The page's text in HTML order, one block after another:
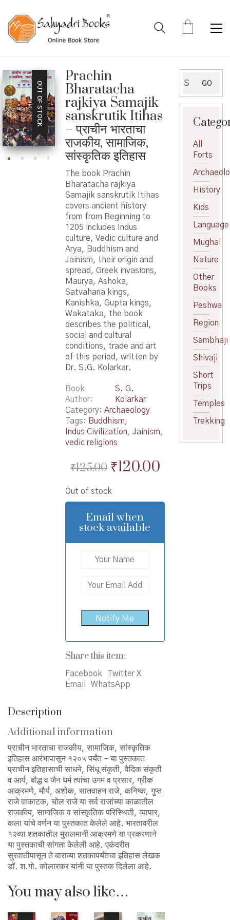
OUT OF STOCK
Prachin
Bharatacha
rajkiya Samajik
sanskrutik Itihas
– प्राचीन भारताचा
राजकीय, सामाजिक,
सांस्कृतिक इतिहास
The book Prachin
Bharatacha rajkiya
Samajik sanskrutik Itihas
covers ancient history
from from Beginning to
1205 includes Indus
culture, Vedic culture and
Arya, Buddhism and
Jainism, their origin and
spread, Greek invasions,
Maurya, Ashoka,
Satvahana kings,
Kanishka, Gupta kings,
Wakataka, the book
describes the political,
social and cultural
conditions, trade and art
of this period, written by
Dr. S.G. Kolarkar.
Book
Author
S. G.
Kolarkar
Category: Archaeology
Tags: Buddhism,
Indus Civilization, Jainism,
vedic religions
₹125.00 Original
was:
₹125.00.
₹120.00Current
is:
Out of stock
Email when
stock available
Share this item:
Facebook
Twitter X
Email
WhatsApp
Description
Additional information
प्राचीन भारताचा राजकीय, सामाजिक, सांस्कृतिक
इतिहास आरंभापासून १२०५ पर्यंत – या पुस्तकात
प्राचीन इतिहासाची साधने, सिंधू संकृती, वैदिक संकृती
व आर्य, बौद्ध व जैन धर्म त्यांचा उगम व प्रसार, ग्रीक
आक्रमणे, मौर्य, अशोक, सातवाहन राजे, कनिष्क, गुप्त
राजे वाकाटक, चोल राजे या सर्व राजांच्या काळातील
राजकीय, सामाजिक व सांस्कृतिक परिस्थिती, व्यापार,
कला यांचे वर्णन या पुस्तकात केलेले आहे. भारतावरील
१२व्या शतकातील मुसलमानी आक्रमणे या प्रकरणाने
या पुस्तकाची सांगता केलेली आहे. एकंदरीत
सुरवातीपासून ते बाराव्या शतकापर्यंतचा इतिहास लेखक
डॉ. श.गो. कोलारकर यांनी या पुस्तक दिलेला आहे.
You may also like…
for:
GO
All
Forts
History
Kids
Language
Mughal
Nature
Other
Books
Peshwa
Region
Sambhaji
Shivaji
Short
Trips
Temples
Trekking